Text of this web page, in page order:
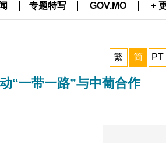
专题特写 GOV.MO +
繁 简 PT
“一带一路”与中葡合作